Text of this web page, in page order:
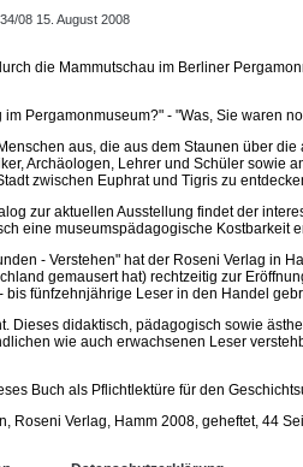
34/08 15. August 2008
die Mammutschau im Berliner
Pergamonmuseum?" - "Was, Sie waren
aus, die aus dem Staunen über
Archäologen, Lehrer und Schüler
zwischen Euphrat und Tigris zu
zur aktuellen Ausstellung findet der
eine museumspädagogische Kostbarkeit
- Verstehen" hat der Roseni Verlag
gemausert hat) rechtzeitig zur
bis fünfzehnjährige Leser in den Handel
Dieses didaktisch, pädagogisch sowie
wie auch erwachsenen Leser
Buch als Pflichtlektüre für den
Roseni Verlag, Hamm 2008, geheftet, 44